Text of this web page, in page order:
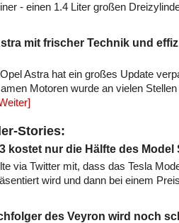
- einen 1.4 Liter großen
mit frischer Technik und
Astra hat ein großes Update
Motoren wurde an vielen Stellen
Stories:
kostet nur die Hälfte des Model
via Twitter mit, dass das Tesla
wird und dann bei einem
des Veyron wird noch